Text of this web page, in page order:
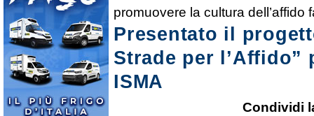
promuovere la cultura dell’affido
Presentato il
Strade per l’Affido”
ISMA
Condividi